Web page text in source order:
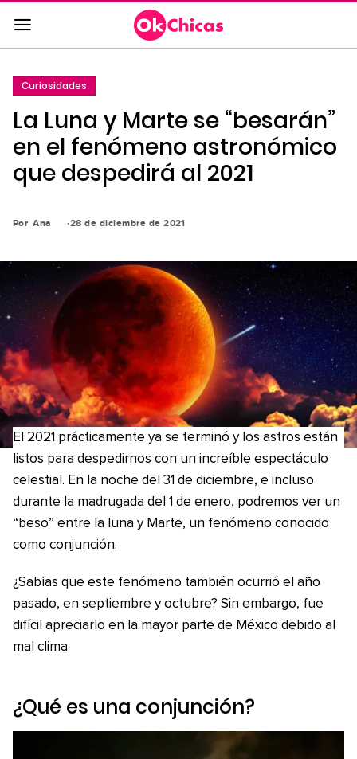
Saltar
al
contenido
la
navegación
principal
Curiosidades
La Luna y Marte se “besarán”
en el fenómeno astronómico
que despedirá al 2021
Por Ana 28 de diciembre de 2021
El 2021 prácticamente ya se terminó y los astros están
listos para despedirnos con un increíble espectáculo
celestial. En la noche del 31 de diciembre, e incluso
durante la madrugada del 1 de enero, podremos ver un
“beso” entre la luna y Marte, un fenómeno conocido
como conjunción.
¿Sabías que este fenómeno también ocurrió el año
pasado, en septiembre y octubre? Sin embargo, fue
difícil apreciarlo en la mayor parte de México debido al
mal clima.
¿Qué es una conjunción?